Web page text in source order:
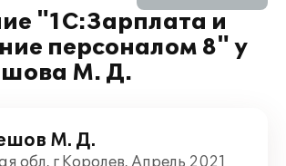
"1С:Зарплата и
персоналом 8" у
М. Д.
М. Д.
обл, г Королев, Апрель 2021